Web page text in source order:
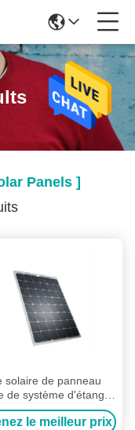
Panels ]
solaire de panneau
de système d'étang à
panneaux solaires
monocristallins
le meilleur prix